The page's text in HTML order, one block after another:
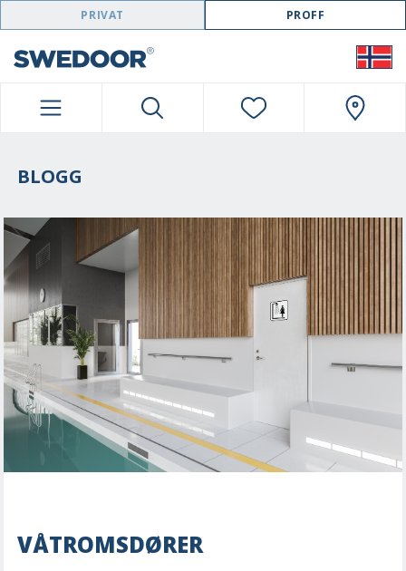
SWEDOOR NAVIGATION
PRIVAT PROFF
BLOGG
VÅTROMSDØRER